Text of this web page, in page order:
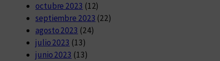
octubre 2023 (12)
septiembre 2023 (22)
agosto 2023 (24)
julio 2023 (13)
junio 2023 (13)